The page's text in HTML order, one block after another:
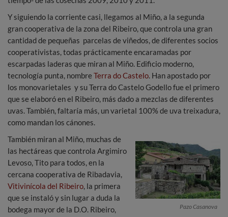
Y siguiendo la corriente casi, llegamos al Miño, a la segunda
gran cooperativa de la zona del Ribeiro, que controla una gran
cantidad de pequeñas parcelas de viñedos, de diferentes socios
cooperativistas, todas prácticamente encaramadas por
escarpadas laderas que miran al Miño. Edificio moderno,
tecnología punta, nombre Terra do Castelo. Han apostado por
los monovarietales y su Terra do Castelo Godello fue el primero
que se elaboró en el Ribeiro, más dado a mezclas de diferentes
uvas. También, faltaría más, un varietal 100% de uva treixadura,
como mandan los cánones.
Pazo Casanova
También miran al Miño, muchas de
las hectáreas que controla Argimiro
Levoso, Tito para todos, en la
cercana cooperativa de Ribadavia,
Vitivinícola del Ribeiro, la primera
que se instaló y sin lugar a duda la
bodega mayor de la D.O. Ribeiro,